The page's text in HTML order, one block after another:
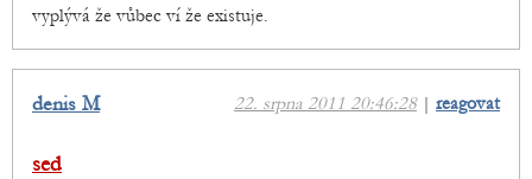
vyplývá že vůbec ví že existuje.
22. srpna 2011 20:46:28| reagovat
denis M
sed